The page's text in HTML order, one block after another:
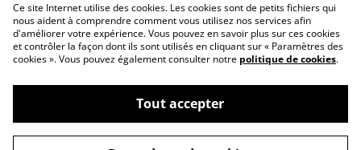
confidentialité
cookies
©2026Assilem Curiosity
Ce site Internet utilise des cookies. Les cookies sont de petits fichiers qui
nous aident à comprendre comment vous utilisez nos services afin
d'améliorer votre expérience. Vous pouvez en savoir plus sur ces cookies
et contrôler la façon dont ils sont utilisés en cliquant sur « Paramètres des
cookies ». Vous pouvez également consulter notre politique de cookies.
Tout accepter